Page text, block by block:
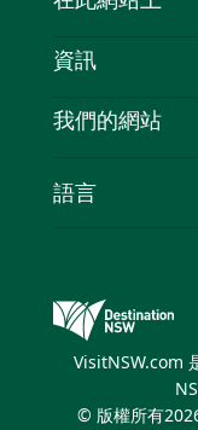
喳
隱私
Cookie 通知
目的地
新南威爾士州公
活動
資訊
旅行資訊
新南威爾士州的
我們的網站
新南威爾士州
繽紛雪梨燈光音
語言
VisitNSW.com
© 版權所有